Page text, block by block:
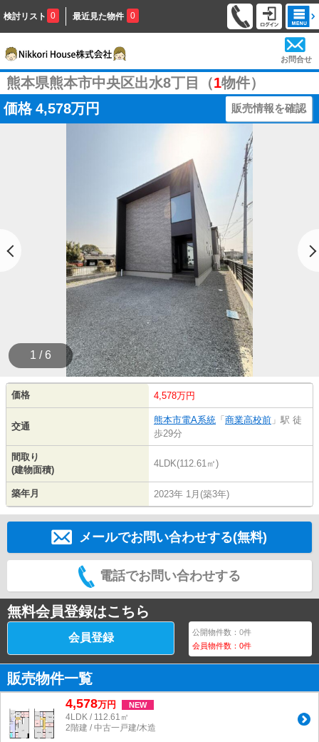
検討リスト 0 最近見た物件 0
お問合せ
熊本県熊本市中央区出水8丁目（1物件）
価格 4,578万円 販売情報を確認
1 / 6
価格 4,578万円
交通
熊本市電A系統 「 商業高校前 」駅 徒
歩29分
間取り
(建物面積)
4LDK(112.61㎡)
築年月 2023年 1月(築3年)
メールでお問い合わせする(無料)
電話でお問い合わせする
無料会員登録はこちら
会員登録 公開物件数：0件
会員物件数：0件
販売物件一覧
4,578万円 NEW
4LDK / 112.61㎡
2階建 / 中古一戸建/木造